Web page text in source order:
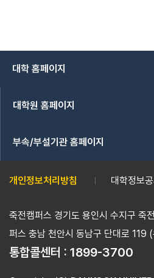
대학 홈페이지
대학원 홈페이지
부속/부설기관 홈페이지
개인정보처리방침 대학정보공
죽전캠퍼스 경기도 용인시 수지구
퍼스 충남 천안시 동남구 단대로 119
통합콜센터 : 1899-3700